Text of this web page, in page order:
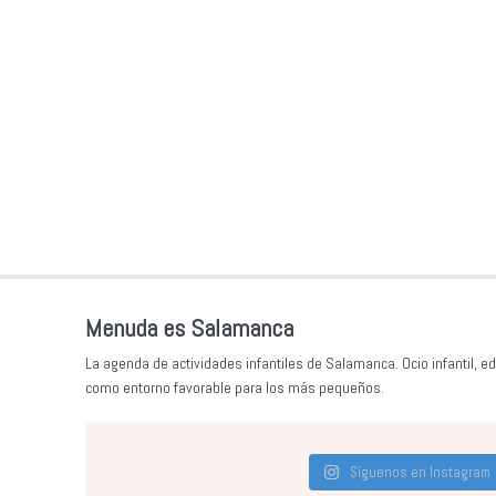
Menuda es Salamanca
La agenda de actividades infantiles de Salamanca. Ocio infantil,
como entorno favorable para los más pequeños.
Síguenos en Instagram